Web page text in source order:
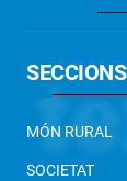
SECCIONS
MÓN RURAL
SOCIETAT